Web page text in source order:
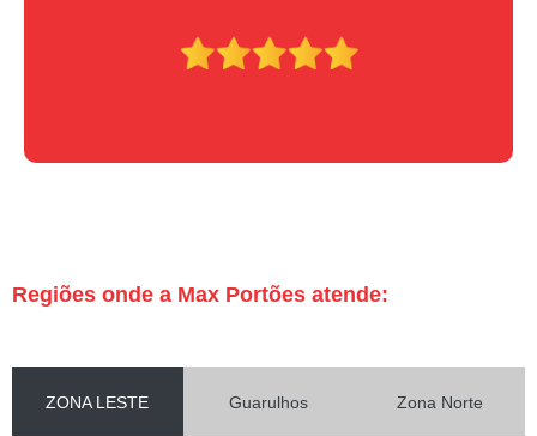
Regiões onde a Max Portões atende:
ZONA LESTE Guarulhos Zona Norte